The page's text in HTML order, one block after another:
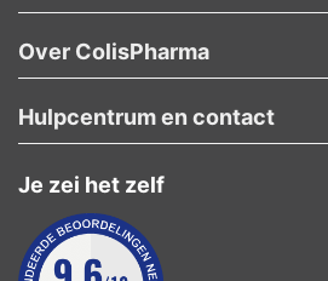
Over ColisPharma
Je zei het zelf
Hulpcentrum en contact